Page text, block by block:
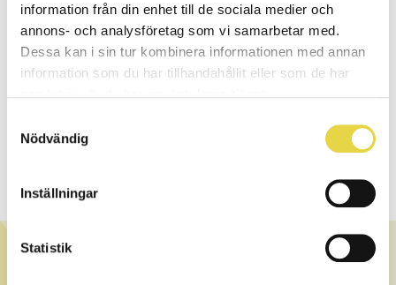
information från din enhet till de sociala medier och
annons- och analysföretag som vi samarbetar med.
Dessa kan i sin tur kombinera informationen med annan
information som du har tillhandahållit eller som de har
Nödvändig
Inställningar
Statistik
mer omSofialoppet
Massage efter loppet
Stjärnkliniken kommer att finnas på plats som vanligt och
att Swisha valfritt belopp direkt till Sofialoppets nummer 0704
184438 som oavkortat går till cancerfonden. Märk gärna din
OM STJÄRNKLINIKEN